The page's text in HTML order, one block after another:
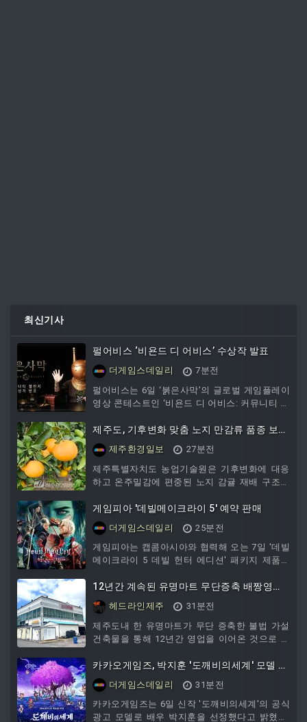
최신기사
펄어비스 ‘비욘드 디 어비스’ 수상작 발표
더게임스데일리
7분전
펄어비스는 6일 ‘붉은사막’의 글로벌 게임플레이
영상 콘테스트인 ‘비욘드 디 어비스: 커뮤니티 챌
‘제주도, 기후변화 맞춤 노지 만감류 품종 보급
나선다제주환경일보
27분전
제주특별자치도 농업기술원은 기후변화에 대응
하고 온주밀감에 편중된 노지 감귤 재배 구조를
1종의 품종보호 출원을 추진
게임피아 '데빌메이크라이 5' 예약 판매
더게임스데일리
25분전
게임피아는 캡콤아시아와 협력해 오는 7일 '데빌
메이크라이 5 데빌 헌터 에디션' 패키지 제품의
한국
12년간 계속된 유명마트 무단증축 배짱영
업...행정도 수상하다
헤드라인제주
31분전
제주도내 한 유명마트가 무단 증축한 불법 가설
건축물을 통해 12년간 영업을 이어온 것으로 드
인 대응으로 일관해 온 행정당국이 최근에는 관
련 정보를 숨기기에 급급한 모습을 보이면서 의
구심을 키우고 있다.특히 제주시 관계부서는 해
당 업체에 대해 사실상 유일한 행정처분인 이행
강제금을 부과하고도, 부과 금액 등 기본적인 정
카카오게임즈, 박지훈 '도깨비의세계' 모델 발
탁
더게임스데일리
31분전
카카오게임즈는 6일 신작 '도깨비의세계'의 공식
광고 모델로 배우 박지훈을 선정했다고 밝혔다.